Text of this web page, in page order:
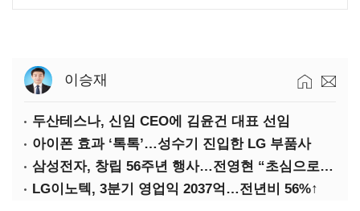
이승재
두산테스나, 신임 CEO에 김윤건 대표 선임
아이폰 효과 ‘톡톡’…성수기 진입한 LG 부품사
삼성전자, 창립 56주년 행사…전영현 “초심으로 경쟁력 회복해야”
LG이노텍, 3분기 영업익 2037억…전년비 56%↑